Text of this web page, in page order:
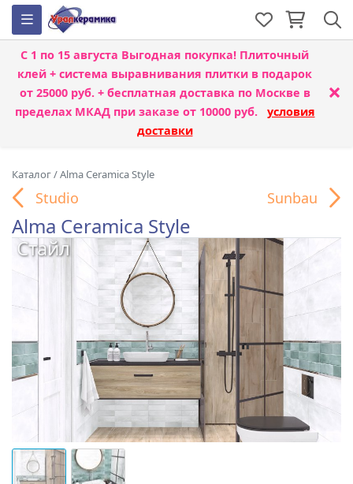
С 1 по 15 августа Выгодная покупка! Плиточный
клей + система выравнивания плитки в подарок
от 25000 руб. + бесплатная доставка по Москве в
пределах МКАД при заказе от 10000 руб. условия
доставки
×
Каталог/Alma Ceramica Style
Studio Sunbau
Alma Ceramica Style
Стайл